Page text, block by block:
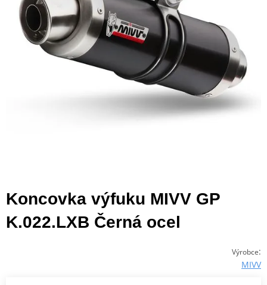
Koncovka výfuku MIVV GP
K.022.LXB Černá ocel
Výrobce:
MIVV